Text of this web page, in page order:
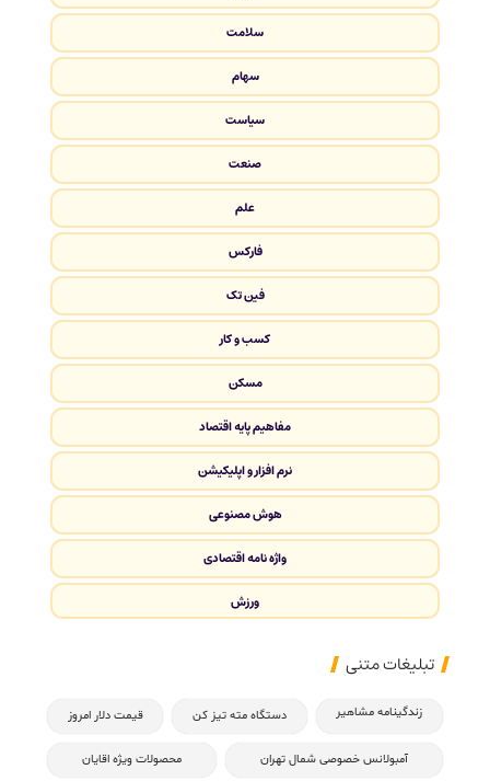
سلامت
سهام
سیاست
صنعت
علم
فارکس
فین تک
کسب و کار
مسکن
مفاهیم پایه اقتصاد
نرم افزار و اپلیکیشن
هوش مصنوعی
واژه نامه اقتصادی
ورزش
تبلیغات متنی
زندگینامه مشاهیر دستگاه مته تیز کن قیمت دلار امروز
آمبولانس خصوصی شمال تهران محصولات ویژه اقایان